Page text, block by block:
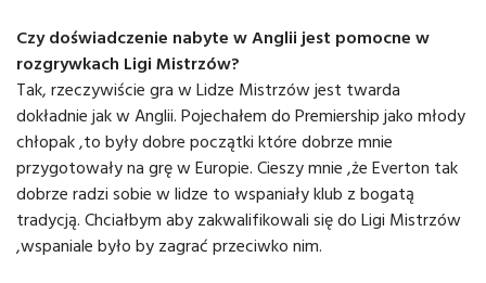
Czy doświadczenie nabyte w Anglii jest pomocne w
rozgrywkach Ligi Mistrzów?
Tak, rzeczywiście gra w Lidze Mistrzów jest twarda
dokładnie jak w Anglii. Pojechałem do Premiership jako młody
chłopak ,to były dobre początki które dobrze mnie
przygotowały na grę w Europie. Cieszy mnie ,że Everton tak
dobrze radzi sobie w lidze to wspaniały klub z bogatą
tradycją. Chciałbym aby zakwalifikowali się do Ligi Mistrzów
,wspaniale było by zagrać przeciwko nim.